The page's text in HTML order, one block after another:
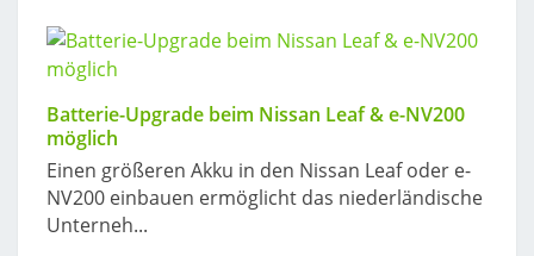
Batterie-Upgrade beim Nissan Leaf & e-NV200
möglich
Einen größeren Akku in den Nissan Leaf oder e-
NV200 einbauen ermöglicht das niederländische
Unterneh...